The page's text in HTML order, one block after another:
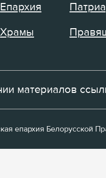
Епархия
Храмы
материалов
епархия Белорусской